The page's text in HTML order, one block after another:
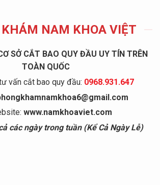
KHÁM NAM KHOA VIỆT
SỞ CẮT BAO QUY ĐẦU UY TÍN TRÊN
TOÀN QUỐC
vấn cắt bao quy đầu: 0968.931.647
www.namkhoaviet.com
các ngày trong tuần (Kể Cả Ngày Lễ)